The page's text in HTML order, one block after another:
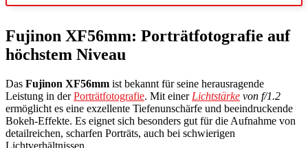
Fujinon XF56mm: Porträtfotografie auf
höchstem Niveau
Das Fujinon XF56mm ist bekannt für seine herausragende
Leistung in derPorträtfotografie. Mit einer Lichtstärke von f/1.2
ermöglicht es eine exzellente Tiefenunschärfe und beeindruckende
Bokeh-Effekte. Es eignet sich besonders gut für die Aufnahme von
detailreichen, scharfen Porträts, auch bei schwierigen
Lichtverhältnissen.